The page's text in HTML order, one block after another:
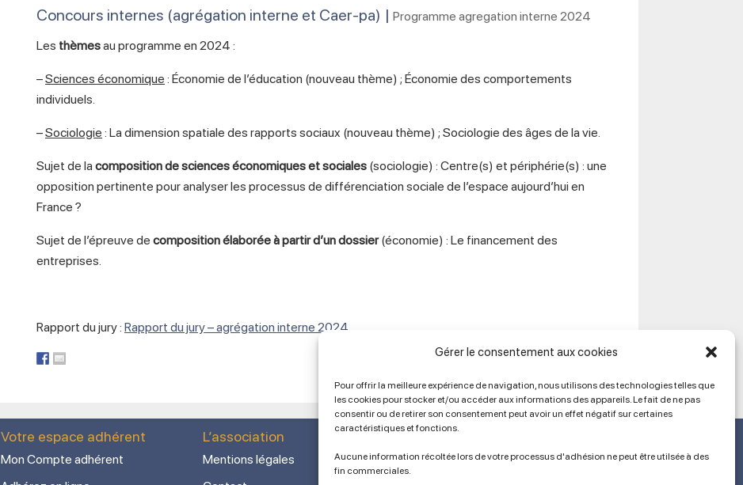
Gérer le consentement aux cookies
Pour offrir la meilleure expérience de navigation, nous utilisons des technologies telles que
les cookies pour stocker et/ou accéder aux informations des appareils. Le fait de ne pas
consentir ou de retirer son consentement peut avoir un effet négatif sur certaines
caractéristiques et fonctions.
Aucune information récoltée lors de votre processus d'adhésion ne peut être utilsée à des
fin commerciales.
Concours internes (agrégation interne et Caer-pa) | Programme agregation interne 2024
Les thèmesau programme en 2024 :
–Sciences économique : Économie de l’éducation (nouveau thème) ; Économie des comportements
individuels.
–Sociologie : La dimension spatiale des rapports sociaux (nouveau thème) ; Sociologie des âges de la vie.
Sujet de la composition de sciences économiques et sociales (sociologie) : Centre(s) et périphérie(s) : une
opposition pertinente pour analyser les processus de différenciation sociale de l’espace aujourd’hui en
France ?
Sujet de l’épreuve de composition élaborée à partir d’un dossier(économie) : Le financement des
entreprises.
Rapport du jury : Rapport du jury – agrégation interne 2024
Votre espace adhérent
Mon Compte adhérent
L’association
Mentions légales
Ancien site
lien vers SPIP